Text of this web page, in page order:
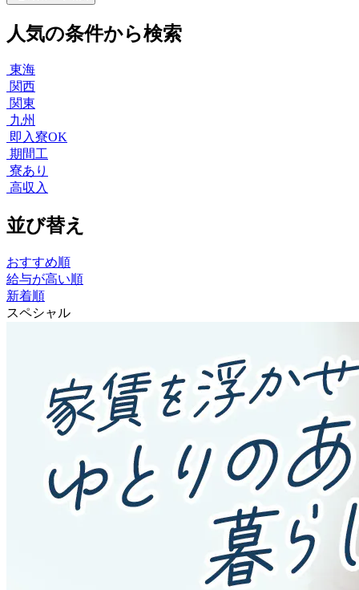
人気の条件から検索
東海
関西
関東
九州
即入寮OK
期間工
寮あり
高収入
並び替え
おすすめ順
給与が高い順
新着順
スペシャル